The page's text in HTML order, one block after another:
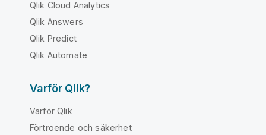
Qlik Cloud Analytics
Qlik Answers
Qlik Predict
Qlik Automate
Varför Qlik?
Varför Qlik
Förtroende och säkerhet